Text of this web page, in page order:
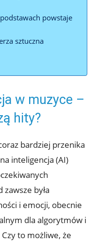
powstaje
sztuczna
w muzyce –
hity?
bardziej przenika
inteligencja (AI)
była
i emocji, obecnie
dla algorytmów i
to możliwe, że